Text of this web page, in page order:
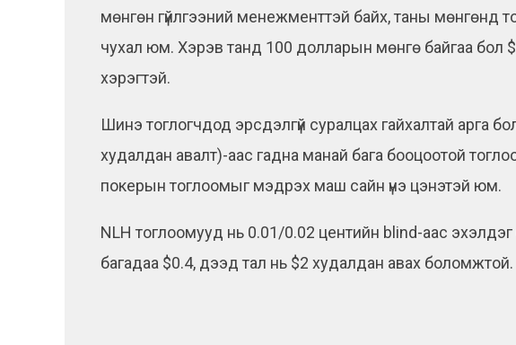
мөнгөн гүйлгээний менежменттэй байх, таны мөнгөнд
чухал юм. Хэрэв танд 100 долларын мөнгө байгаа бол
хэрэгтэй.
Шинэ тоглогчдод эрсдэлгүй суралцах гайхалтай арга
худалдан авалт)-аас гадна манай бага бооцоотой
покерын тоглоомыг мэдрэх маш сайн үнэ цэнэтэй юм.
NLH тоглоомууд нь 0.01/0.02 центийн blind-аас эхэлдэг
багадаа $0.4, дээд тал нь $2 худалдан авах боломжтой.